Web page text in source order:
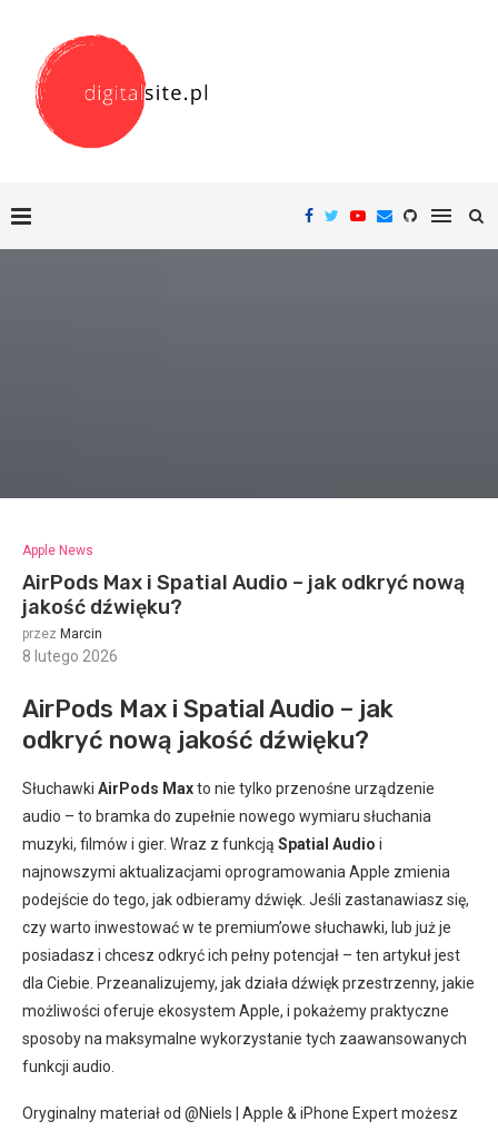
Apple News
AirPods Max i Spatial Audio – jak odkryć nową
jakość dźwięku?
przez Marcin
8 lutego 2026
AirPods Max i Spatial Audio – jak
odkryć nową jakość dźwięku?
Słuchawki AirPods Maxto nie tylko przenośne urządzenie
audio – to bramka do zupełnie nowego wymiaru słuchania
muzyki, filmów i gier. Wraz z funkcją Spatial Audio i
najnowszymi aktualizacjami oprogramowania Apple zmienia
podejście do tego, jak odbieramy dźwięk. Jeśli zastanawiasz się,
czy warto inwestować w te premium’owe słuchawki, lub już je
posiadasz i chcesz odkryć ich pełny potencjał – ten artykuł jest
dla Ciebie. Przeanalizujemy, jak działa dźwięk przestrzenny, jakie
możliwości oferuje ekosystem Apple, i pokażemy praktyczne
sposoby na maksymalne wykorzystanie tych zaawansowanych
funkcji audio.
Oryginalny materiał od @Niels | Apple & iPhone Expert możesz